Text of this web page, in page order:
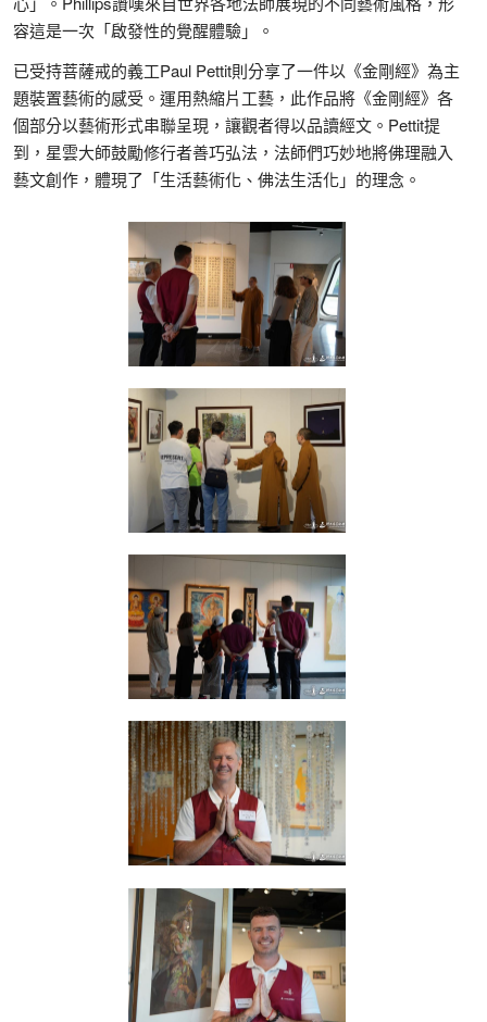
容這是一次「啟發性的覺醒體驗」。
已受持菩薩戒的義工Paul Pettit則分享了一件以《金剛經》為主
題裝置藝術的感受。運用熱縮片工藝，此作品將《金剛經》各
個部分以藝術形式串聯呈現，讓觀者得以品讀經文。Pettit提
到，星雲大師鼓勵修行者善巧弘法，法師們巧妙地將佛理融入
藝文創作，體現了「生活藝術化、佛法生活化」的理念。